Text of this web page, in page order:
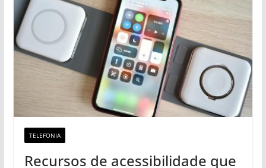
TELEFONIA
Recursos de acessibilidade que